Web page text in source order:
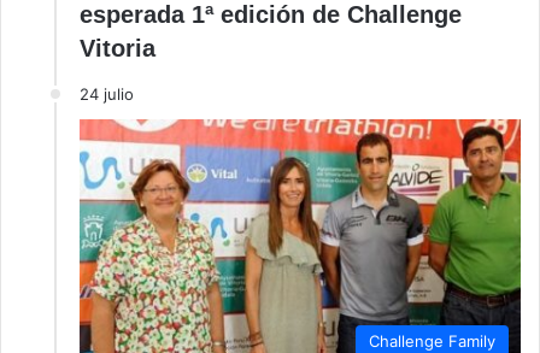
esperada 1ª edición de Challenge
Vitoria
24 julio
Challenge Family